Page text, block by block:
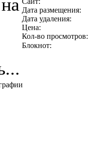
Дата размещения:
Дата удаления:
Цена:
Кол-во просмотров:
Блокнот: